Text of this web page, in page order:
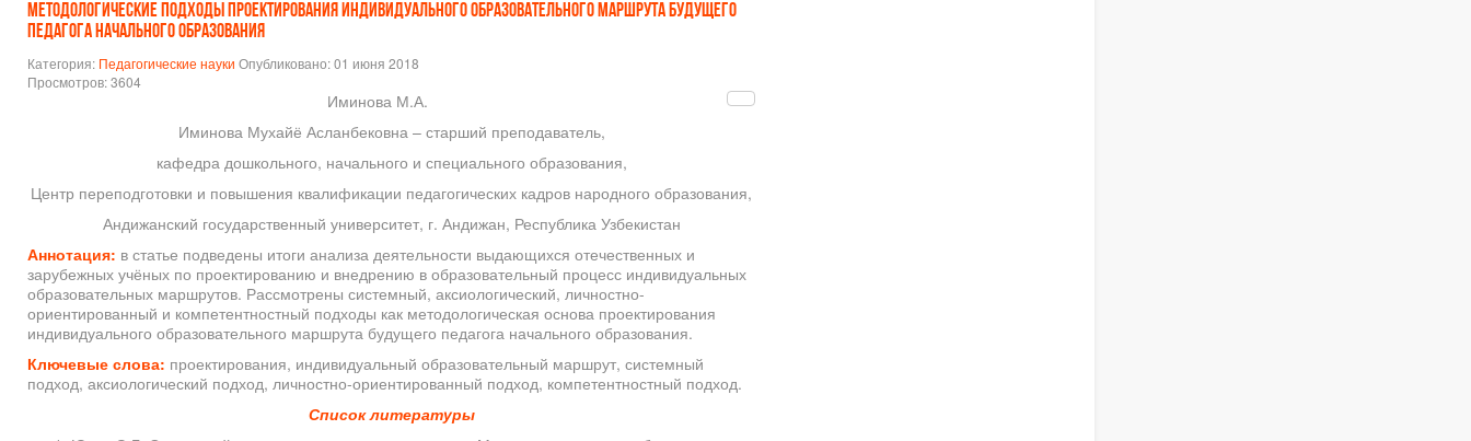
МЕТОДОЛОГИЧЕСКИЕ ПОДХОДЫ ПРОЕКТИРОВАНИЯ ИНДИВИДУАЛЬНОГО ОБРАЗОВАТЕЛЬНОГО МАРШРУТА БУДУЩЕГО
ПЕДАГОГА НАЧАЛЬНОГО ОБРАЗОВАНИЯ
Категория: Педагогические науки Опубликовано: 01 июня 2018
Просмотров: 3604
Иминова М.А.
Иминова Мухайё Асланбековна – старший преподаватель,
кафедра дошкольного, начального и специального образования,
Центр переподготовки и повышения квалификации педагогических кадров народного образования,
Андижанский государственный университет, г. Андижан, Республика Узбекистан
Аннотация: в статье подведены итоги анализа деятельности выдающихся отечественных и
зарубежных учёных по проектированию и внедрению в образовательный процесс индивидуальных
образовательных маршрутов. Рассмотрены системный, аксиологический, личностно-
ориентированный и компетентностный подходы как методологическая основа проектирования
индивидуального образовательного маршрута будущего педагога начального образования.
Ключевые слова: проектирования, индивидуальный образовательный маршрут, системный
подход, аксиологический подход, личностно-ориентированный подход, компетентностный подход.
Список литературы